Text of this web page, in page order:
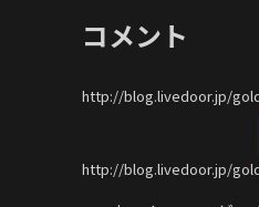
コメント
http://blog.livedoor.jp/
http://blog.livedoor.jp/